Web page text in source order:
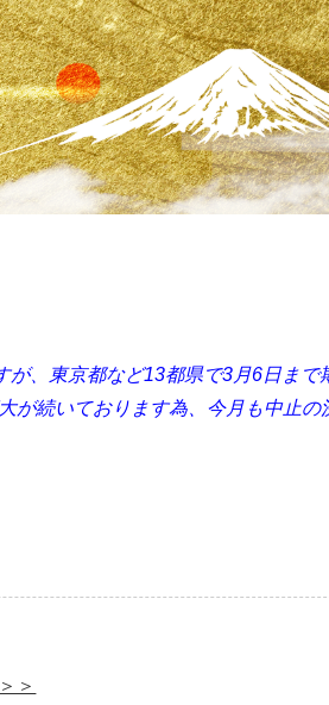
、東京都など13都県で3月6日まで
が続いております為、今月も中止の
＞